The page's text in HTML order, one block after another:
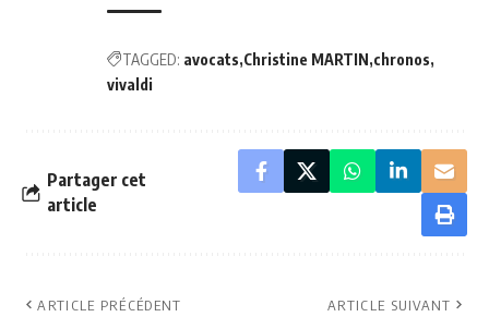
TAGGED: avocats Christine MARTIN chronos
vivaldi
Partager cet
article
ARTICLE PRÉCÉDENT ARTICLE SUIVANT